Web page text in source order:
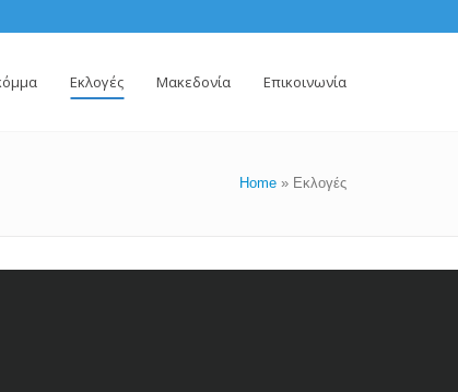
Εκλογές Μακεδονία Επικοινωνία
Home » Εκλογές